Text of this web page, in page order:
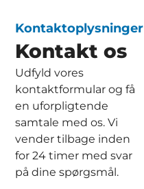
Kontaktoplysninger
Kontakt os
Udfyld vores
kontaktformular og få
en uforpligtende
samtale med os. Vi
vender tilbage inden
for 24 timer med svar
på dine spørgsmål.